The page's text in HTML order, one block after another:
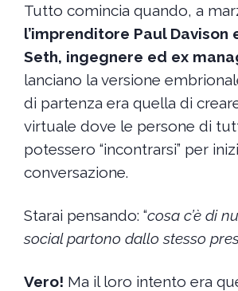
Tutto comincia quando, a
l’imprenditore Paul Davison
Seth, ingegnere ed ex
lanciano la versione
di partenza era quella di
virtuale dove le persone di
potessero “incontrarsi” per
conversazione.
Starai pensando: “cosa c’è di
social partono dallo stesso
Vero! Ma il loro intento era